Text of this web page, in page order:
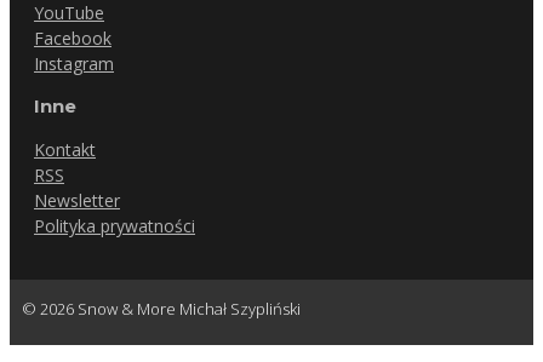
YouTube
Facebook
Instagram
Inne
Kontakt
RSS
Newsletter
Polityka prywatności
© 2026 Snow & More Michał Szypliński